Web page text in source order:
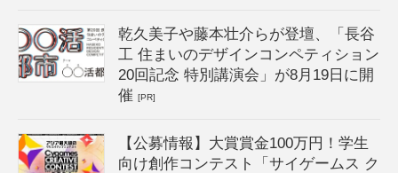
乾久美子や藤本壮介らが登壇、「長谷
工 住まいのデザインコンペティション
20回記念 特別講演会」が8月19日に開
催[PR]
【公募情報】大賞賞金100万円！学生
向け創作コンテスト「サイゲームス ク